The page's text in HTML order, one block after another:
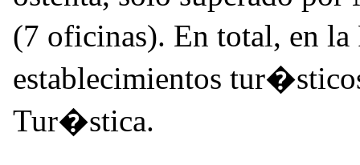
(7 oficinas). En total, en
establecimientos
Tur�stica.